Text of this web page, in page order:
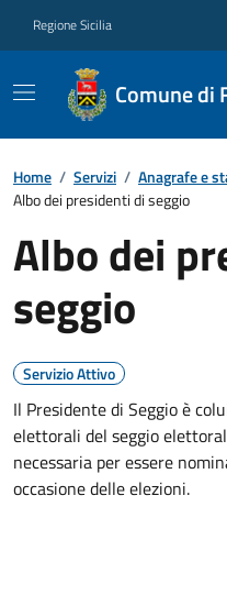
Regione Sicilia
Comune di
Home / Servizi / Anagrafe e
Albo dei presidenti di seggio
Albo dei
seggio
Servizio Attivo
Il Presidente di Seggio è
elettorali del seggio
necessaria per essere
occasione delle elezioni.